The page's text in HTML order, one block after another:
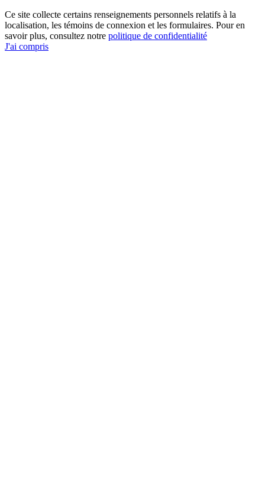
Ce site collecte certains renseignements personnels relatifs à la
localisation, les témoins de connexion et les formulaires. Pour en
savoir plus, consultez notre politique de confidentialité
J'ai compris